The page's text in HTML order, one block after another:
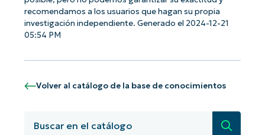
recomendamos a los usuarios que hagan su propia
investigación independiente. Generado el 2024-12-21
05:54 PM
Volver al catálogo de la base de conocimientos
¡Empiece con los análisis de KB
basados en IA de NinjaOne!
First
email*
number*